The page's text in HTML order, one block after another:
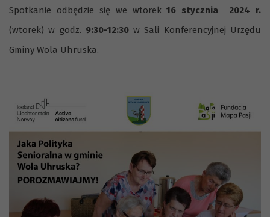
Spotkanie odbędzie się we wtorek16 stycznia 2024 r.
(wtorek) w godz. 9:30-12:30w Sali Konferencyjnej Urzędu
Gminy Wola Uhruska.